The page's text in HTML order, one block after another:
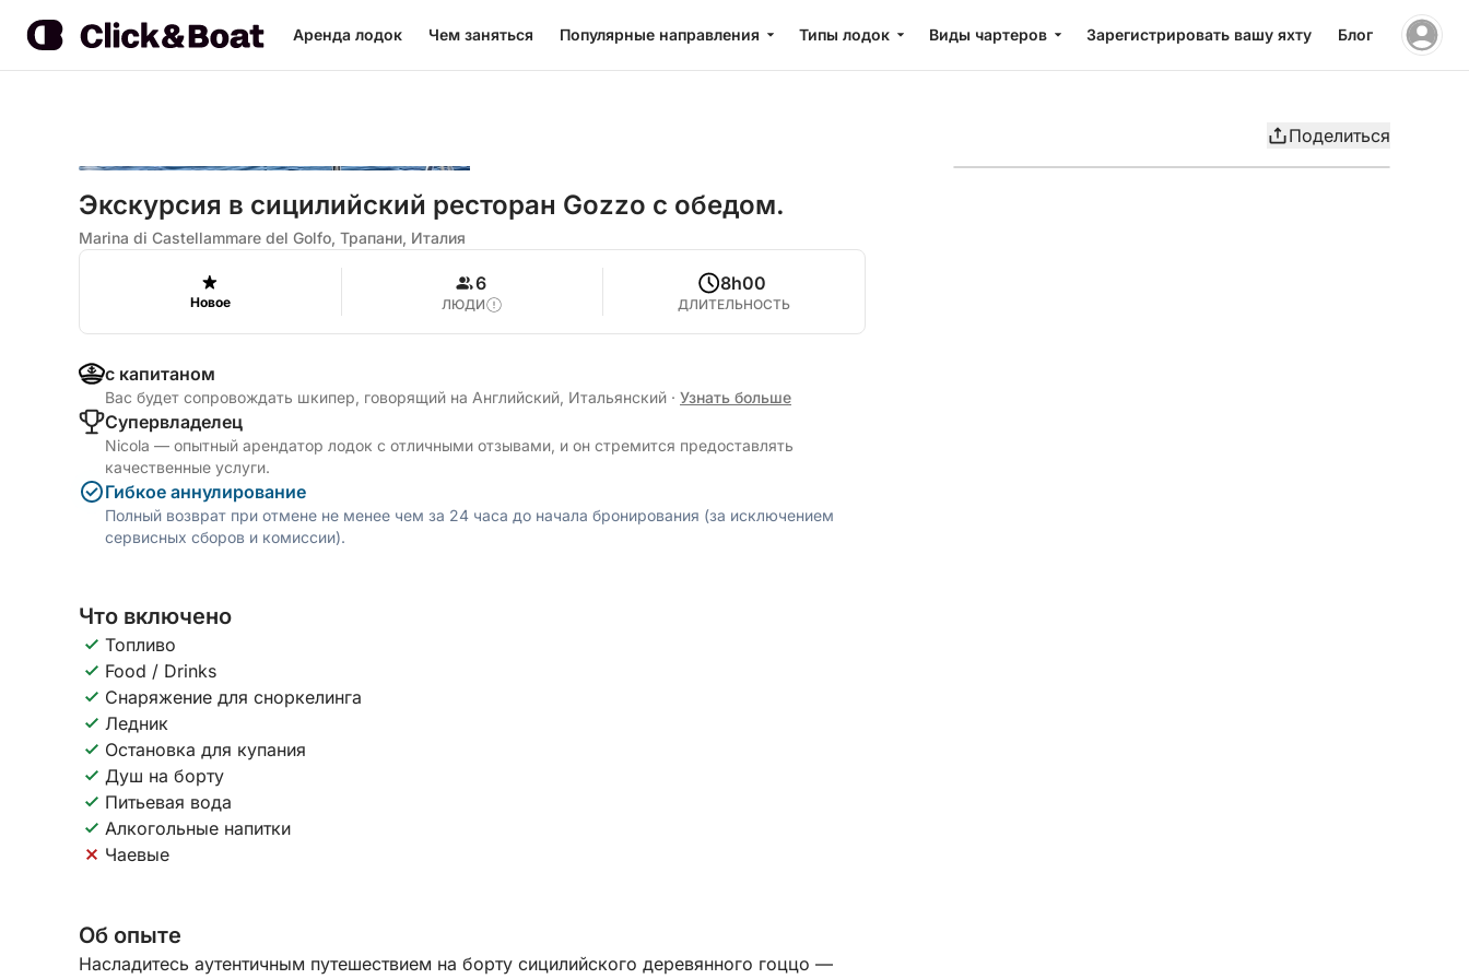
Аренда лодок Чем заняться Популярные направления Типы лодок Виды чартеров Зарегистрировать вашу яхту Блог
Поделиться
Экскурсия в сицилийский ресторан Gozzo с обедом.
Marina di Castellammare del Golfo, Трапани, Италия
Новое
6
ЛЮДИ
8h00
ДЛИТЕЛЬНОСТЬ
с капитаном
Вас будет сопровождать шкипер, говорящий на Английский, Итальянский · Узнать больше
Cупервладелец
Nicola — опытный арендатор лодок с отличными отзывами, и он стремится предоставлять
качественные услуги.
Гибкое аннулирование
Полный возврат при отмене не менее чем за 24 часа до начала бронирования (за исключением
сервисных сборов и комиссии).
Что включено
Топливо
Food / Drinks
Снаряжение для сноркелинга
Ледник
Остановка для купания
Душ на борту
Питьевая вода
Алкогольные напитки
Чаевые
Об опыте
Насладитесь аутентичным путешествием на борту сицилийского деревянного гоццо —